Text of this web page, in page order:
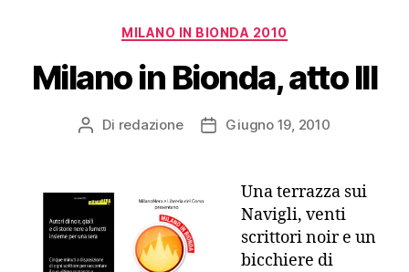
Categorie
MILANO IN BIONDA 2010
Milano in Bionda, atto III
Autore
Di redazione
DataGiugno 19, 2010
Una terrazza sui
Navigli, venti
scrittori noir e un
bicchiere di